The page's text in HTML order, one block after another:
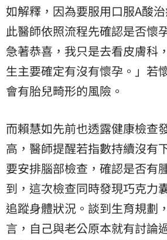
如解釋，因為要服用口服A酸
此醫師依照流程先確認是否懷
急著恭喜，我只是去看皮膚科
生主要確定有沒有懷孕。」若
會有胎兒畸形的風險。
而賴慧如先前也透露健康檢查
高，醫師提醒若指數持續沒有
要安排腦部檢查，確認是否有
到，這次檢查同時發現巧克力
追蹤身體狀況。談到生育規劃
言，自己與老公原本就有討論